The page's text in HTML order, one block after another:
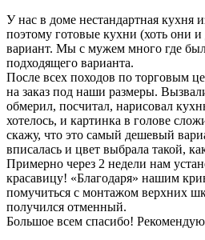
У нас в доме нестандартная кухня
поэтому готовые кухни (хоть они
вариант. Мы с мужем много где
подходящего варианта.
После всех походов по торговым
на заказ под наши размеры.
обмерил, посчитал, нарисовал
хотелось, и картинка в голове
скажу, что это самый дешевый
вписалась и цвет выбрала такой,
Примерно через 2 недели нам
красавицу! «Благодаря» нашим
помучиться с монтажом верхних
получился отменный.
Большое всем спасибо!